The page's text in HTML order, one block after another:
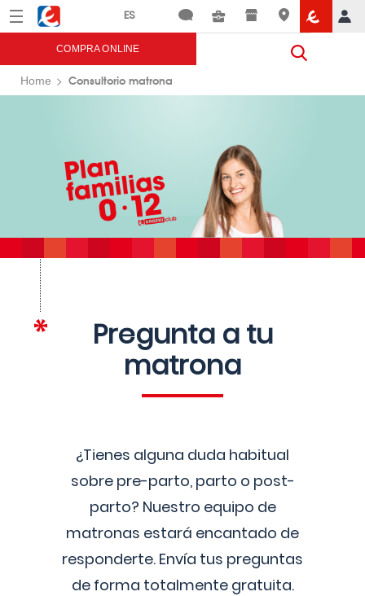
Menú Eroski
COMPRA ONLINE
Home Consultorio matrona
Pregunta a tu
matrona
¿Tienes alguna duda habitual
sobre pre-parto, parto o post-
parto? Nuestro equipo de
matronas estará encantado de
responderte. Envía tus preguntas
de forma totalmente gratuita.